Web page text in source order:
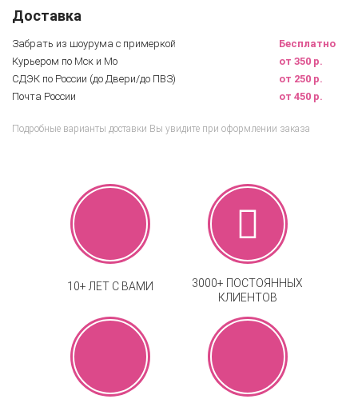
Доставка
Забрать из шоурума с примеркой
Бесплатно
Курьером по Мск и Мо
от 350 р.
СДЭК по России (до Двери/до ПВЗ)
от 250 р.
Почта России
от 450 р.
Подробные варианты доставки Вы увидите при оформлении заказа
10+ ЛЕТ С ВАМИ
3000+ ПОСТОЯННЫХ
КЛИЕНТОВ